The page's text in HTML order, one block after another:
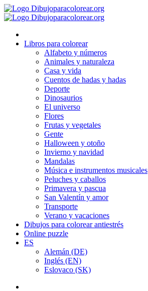
Ir
al
Libros para colorear
Alfabeto y números
Animales y naturaleza
Casa y vida
Cuentos de hadas y hadas
Deporte
Dinosaurios
El universo
Flores
Frutas y vegetales
Gente
Halloween y otoño
Invierno y navidad
Mandalas
Música e instrumentos musicales
Peluches y caballos
Primavera y pascua
San Valentín y amor
Transporte
Verano y vacaciones
Dibujos para colorear antiestrés
Online puzzle
ES
Alemán (DE)
Inglés (EN)
Eslovaco (SK)